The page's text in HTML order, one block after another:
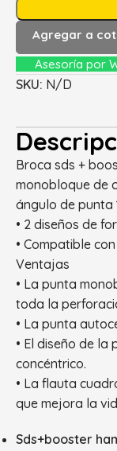
Agregar a
Asesoría por
SKU: N/D
Broca sds +
monobloque de
ángulo de punta
• 2 diseños de
• Compatible
Ventajas
• La punta
toda la
• La punta
• El diseño de
concéntrico.
• La flauta
que mejora la
Sds+booster